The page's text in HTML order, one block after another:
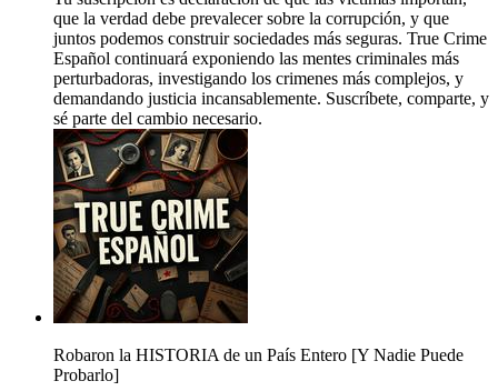
que la verdad debe prevalecer sobre la corrupción, y que
juntos podemos construir sociedades más seguras. True Crime
Español continuará exponiendo las mentes criminales más
perturbadoras, investigando los crimenes más complejos, y
demandando justicia incansablemente. Suscríbete, comparte, y
sé parte del cambio necesario.
Robaron la HISTORIA de un País Entero [Y Nadie Puede
Probarlo]